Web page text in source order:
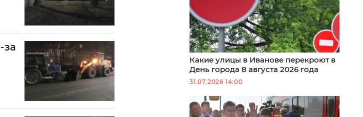
за
Какие улицы в Иванове перекроют в
День города 8 августа 2026 года
31.07.2026 14:00